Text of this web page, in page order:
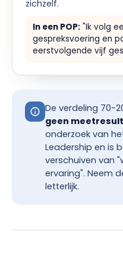
zichzelf.
In een POP: "Ik volg
gespreksvoering en
eerstvolgende vijf
De verdeling 70-
geen
onderzoek van
Leadership en is
verschuiven van
ervaring". Neem
letterlijk.